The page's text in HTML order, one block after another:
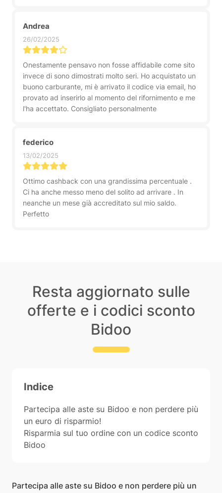
Andrea
26/02/2025
Onestamente pensavo non fosse affidabile come sito
invece di sono dimostrati molto seri. Ho acquistato un
buono carburante, mi è arrivato il codice via email, ho
provato ad inserirlo al momento del rifornimento e me
l'ha accettato. Consigliato personalmente
federico
13/02/2025
Ottimo cashback con una grandissima percentuale .
Ci ha anche messo meno del solito ad arrivare . In
neanche un mese già accreditato sul mio saldo.
Perfetto
Resta aggiornato sulle
offerte e i codici sconto
Bidoo
Indice
Partecipa alle aste su Bidoo e non perdere più
un euro di risparmio!
Risparmia sul tuo ordine con un codice sconto
Bidoo
Partecipa alle aste su Bidoo e non perdere più un